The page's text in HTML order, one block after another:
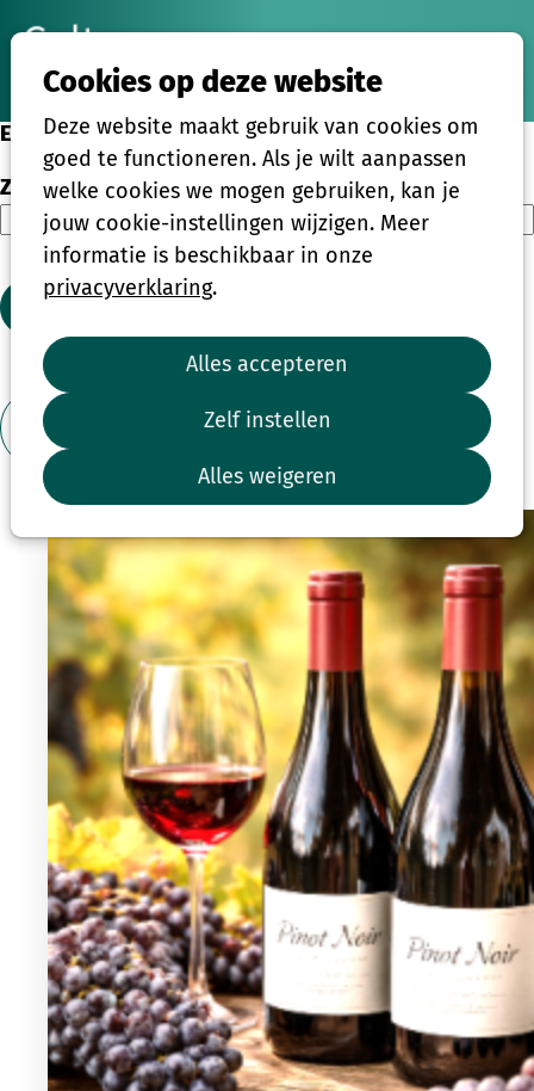
Cookies op deze website
Deze website maakt gebruik van cookies om
goed te functioneren. Als je wilt aanpassen
welke cookies we mogen gebruiken, kan je
jouw cookie-instellingen wijzigen. Meer
informatie is beschikbaar in onze
privacyverklaring.
Alles accepteren
Zelf instellen
Alles weigeren
Eenmalige activiteiten
Zoeken
Zoeken
1 2